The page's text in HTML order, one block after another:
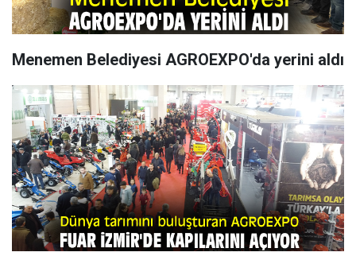
Menemen Belediyesi AGROEXPO'da yerini aldı